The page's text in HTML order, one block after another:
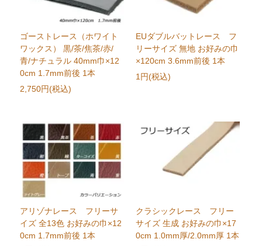
ゴーストレース（ホワイト
ワックス） 黒/茶/焦茶/赤/
青/ナチュラル 40mm巾×12
0cm 1.7mm前後 1本
2,750円(税込)
EUダブルバットレース フ
リーサイズ 無地 お好みの巾
×120cm 3.6mm前後 1本
1円(税込)
アリゾナレース フリーサ
イズ 全13色 お好みの巾×12
0cm 1.7mm前後 1本
クラシックレース フリー
サイズ 生成 お好みの巾×17
0cm 1.0mm厚/2.0mm厚 1本